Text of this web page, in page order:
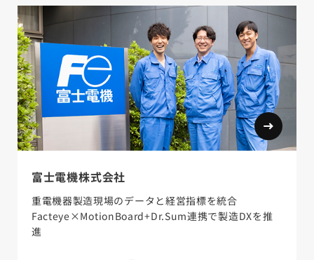
富士電機株式会社
重電機器製造現場のデータと経営指標を統合
Facteye×MotionBoard+Dr.Sum連携で製造DXを推
進